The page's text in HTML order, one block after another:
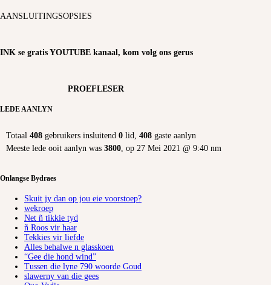
AANSLUITINGSOPSIES
INK se gratis YOUTUBE kanaal, kom volg ons gerus
PROEFLESER
LEDE AANLYN
Totaal 408 gebruikers insluitend 0 lid, 408 gaste aanlyn
Meeste lede ooit aanlyn was 3800, op 27 Mei 2021 @ 9:40 nm
Onlangse Bydraes
Skuit jy dan op jou eie voorstoep?
wekroep
Net ñ tikkie tyd
ñ Roos vir haar
Tekkies vir liefde
Alles behalwe n glasskoen
“Gee die hond wind”
Tussen die lyne 790 woorde Goud
slawerny van die gees